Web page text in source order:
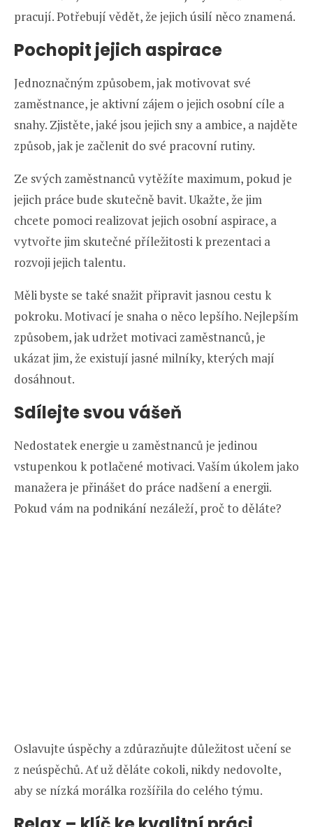
pracují. Potřebují vědět, že jejich úsilí něco znamená.
Pochopit jejich aspirace
Jednoznačným způsobem, jak motivovat své
zaměstnance, je aktivní zájem o jejich osobní cíle a
snahy. Zjistěte, jaké jsou jejich sny a ambice, a najděte
způsob, jak je začlenit do své pracovní rutiny.
Ze svých zaměstnanců vytěžíte maximum, pokud je
jejich práce bude skutečně bavit. Ukažte, že jim
chcete pomoci realizovat jejich osobní aspirace, a
vytvořte jim skutečné příležitosti k prezentaci a
rozvoji jejich talentu.
Měli byste se také snažit připravit jasnou cestu k
pokroku. Motivací je snaha o něco lepšího. Nejlepším
způsobem, jak udržet motivaci zaměstnanců, je
ukázat jim, že existují jasné milníky, kterých mají
dosáhnout.
Sdílejte svou vášeň
Nedostatek energie u zaměstnanců je jedinou
vstupenkou k potlačené motivaci. Vaším úkolem jako
manažera je přinášet do práce nadšení a energii.
Pokud vám na podnikání nezáleží, proč to děláte?
Oslavujte úspěchy a zdůrazňujte důležitost učení se
z neúspěchů. Ať už děláte cokoli, nikdy nedovolte,
aby se nízká morálka rozšířila do celého týmu.